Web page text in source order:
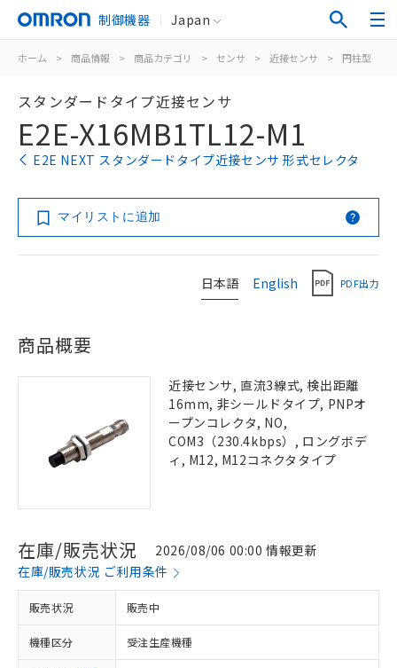
制御機器 Japan
ホーム > 商品情報 > 商品カテゴリ > センサ > 近接センサ > 円柱型
スタンダードタイプ近接センサ
E2E-X16MB1TL12-M1
E2E NEXT スタンダードタイプ近接センサ 形式セレクタ
マイリストに追加
日本語 English PDF出力
商品概要
近接センサ, 直流3線式, 検出距離
16mm, 非シールドタイプ, PNPオ
ープンコレクタ, NO,
COM3（230.4kbps）, ロングボデ
ィ, M12, M12コネクタタイプ
在庫/販売状況
2026/08/06 00:00 情報更新
在庫/販売状況 ご利用条件
販売状況 販売中
機種区分 受注生産機種